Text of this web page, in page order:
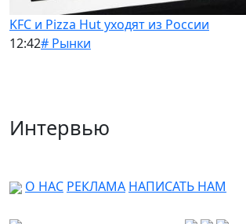
KFC и Pizza Hut уходят из России
12:42# Рынки
Интервью
О НАС РЕКЛАМА НАПИСАТЬ НАМ